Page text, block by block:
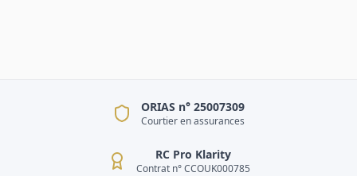
ORIAS n° 25007309
Courtier en assurances
RC Pro Klarity
Contrat n° CCOUK000785